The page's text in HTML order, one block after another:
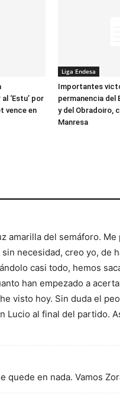
‘Estu’ por
vence en
Liga Endesa
Importantes
permanencia del
y del Obradoiro,
Manresa
amarilla del semáforo. Me
necesidad, creo yo, de
casi todo, hemos
han empezado a
visto hoy. Sin duda el
Lucio al final del partido.
quede en nada. Vamos